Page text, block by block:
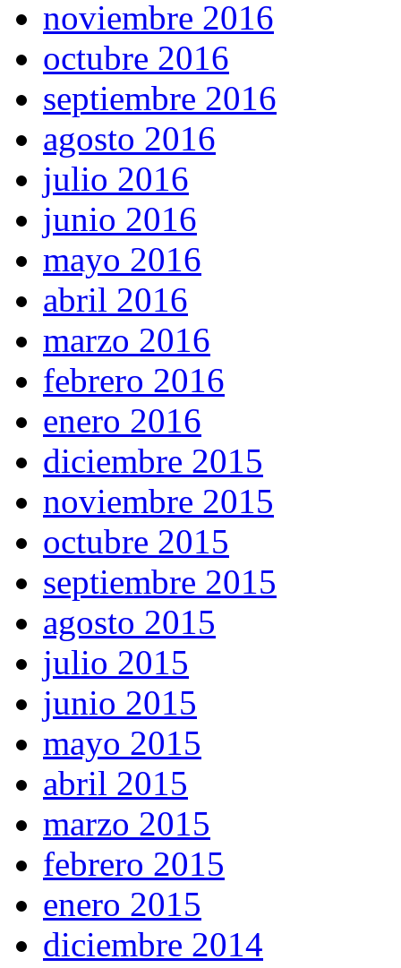
noviembre 2016
octubre 2016
septiembre 2016
agosto 2016
julio 2016
junio 2016
mayo 2016
abril 2016
marzo 2016
febrero 2016
enero 2016
diciembre 2015
noviembre 2015
octubre 2015
septiembre 2015
agosto 2015
julio 2015
junio 2015
mayo 2015
abril 2015
marzo 2015
febrero 2015
enero 2015
diciembre 2014